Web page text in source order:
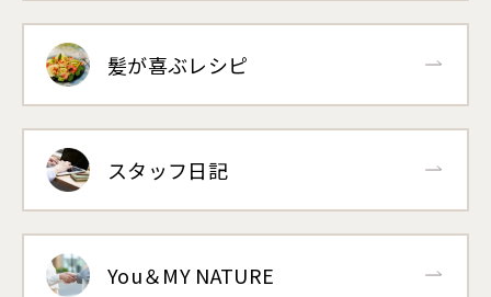
髪が喜ぶレシピ
スタッフ日記
You＆MY NATURE